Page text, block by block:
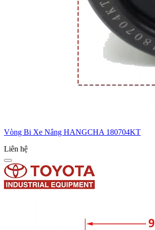
Vòng Bi Xe Nâng HANGCHA 180704KT
Liên hệ